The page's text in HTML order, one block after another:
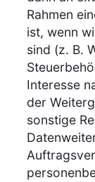
Rahmen
ist, wenn
sind (z. B.
Interesse
der
sonstige